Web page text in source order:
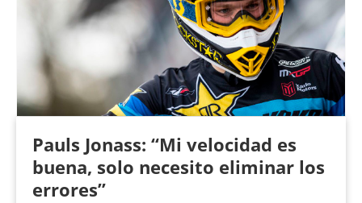
Pauls Jonass: “Mi velocidad es
buena, solo necesito eliminar los
errores”